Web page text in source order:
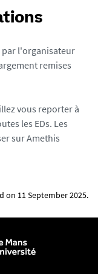
par l'organisateur
remises
vous reporter à
les EDs. Les
sur Amethis
on 11 September 2025.